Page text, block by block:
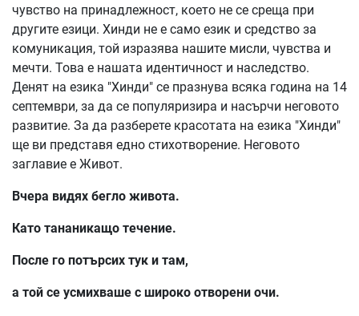
чувство на принадлежност, което не се среща при
другите езици. Хинди не е само език и средство за
комуникация, той изразява нашите мисли, чувства и
мечти. Това е нашата идентичност и наследство.
Денят на езика "Хинди" се празнува всяка година на 14
септември, за да се популяризира и насърчи неговото
развитие. За да разберете красотата на езика "Хинди"
ще ви представя едно стихотворение. Неговото
заглавие е Живот.
Вчера видях бегло живота.
Като тананикащо течение.
После го потърсих тук и там,
а той се усмихваше с широко отворени очи.